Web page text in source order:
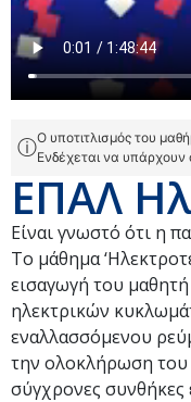
ⓘΟ υποτιτλισμός του
Ενδέχεται να υπάρχουν
ΕΠΑΛ
Είναι γνωστό ότι η
Το μάθημα
εισαγωγή του
ηλεκτρικών
εναλλασσόμενου
την ολοκλήρωση του
σύγχρονες συνθήκες